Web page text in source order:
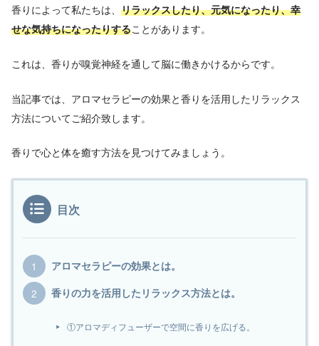
香りによって私たちは、 リラックスしたり、元気になったり、幸
せな気持ちになったりすることがあります。
これは、香りが嗅覚神経を通して脳に働きかけるからです。
当記事では、アロマセラピーの効果と香りを活用したリラックス
方法についてご紹介致します。
香りで心と体を癒す方法を見つけてみましょう。
目次
アロマセラピーの効果とは。
香りの力を活用したリラックス方法とは。
①アロマディフューザーで空間に香りを広げる。